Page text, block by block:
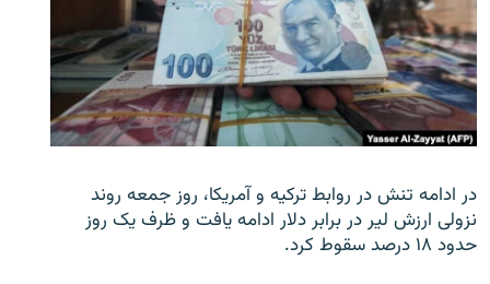
در ادامه تنش در روابط ترکیه و آمریکا، روز جمعه روند
نزولی ارزش لیر در برابر دلار ادامه یافت و ظرف یک روز
حدود ۱۸ درصد سقوط کرد.